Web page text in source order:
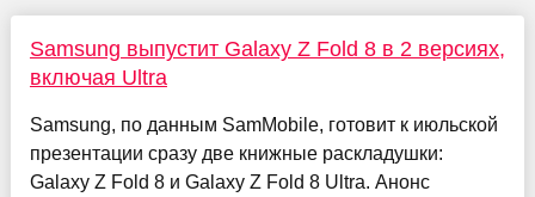
Samsung выпустит Galaxy Z Fold 8 в 2 версиях,
включая Ultra
Samsung, по данным SamMobile, готовит к июльской
презентации сразу две книжные раскладушки:
Galaxy Z Fold 8 и Galaxy Z Fold 8 Ultra. Анонс